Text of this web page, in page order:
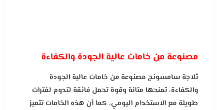
مصنوعة من خامات عالية الجودة والكفاءة
ثلاجة سامسونج مصنوعة من خامات عالية الجودة
والكفاءة، تمنحها متانة وقوة تحمل فائقة لتدوم لفترات
طويلة مع الاستخدام اليومي، كما أن هذه الخامات تتميز